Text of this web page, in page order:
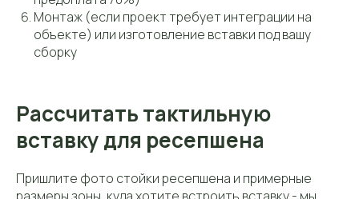
Монтаж (если проект требует интеграции на
объекте) или изготовление вставки под вашу
сборку
Рассчитать тактильную
вставку для ресепшена
Пришлите фото стойки ресепшена и примерные